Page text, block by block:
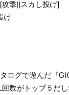
攻撃||スカし投げ]
げ
ログで遊んだ『
回数がトップ５だ